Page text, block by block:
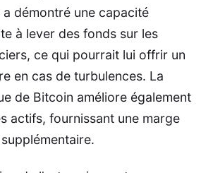
démontré une capacité
à lever des fonds sur les
ce qui pourrait lui offrir un
en cas de turbulences. La
de Bitcoin améliore également
actifs, fournissant une marge